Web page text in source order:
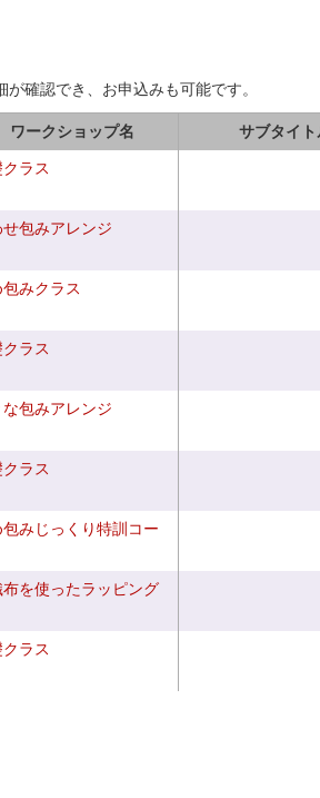
確認でき、お申込みも可能です。
ワークショップ名 サブタイト
ラス
包みアレンジ
みクラス
ラス
包みアレンジ
ラス
みじっくり特訓コー
布を使ったラッピング
ラス